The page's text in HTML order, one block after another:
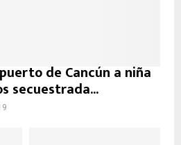
de Cancún a niña
secuestrada...